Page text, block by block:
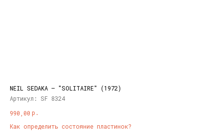
NEIL SEDAKA – "SOLITAIRE" (1972)
Артикул: SF 8324
990,00 р.
Как определить состояние пластинок?